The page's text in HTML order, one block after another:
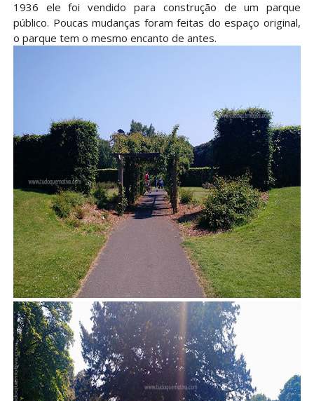
1936 ele foi vendido para construção de um parque
público. Poucas mudanças foram feitas do espaço original,
o parque tem o mesmo encanto de antes.